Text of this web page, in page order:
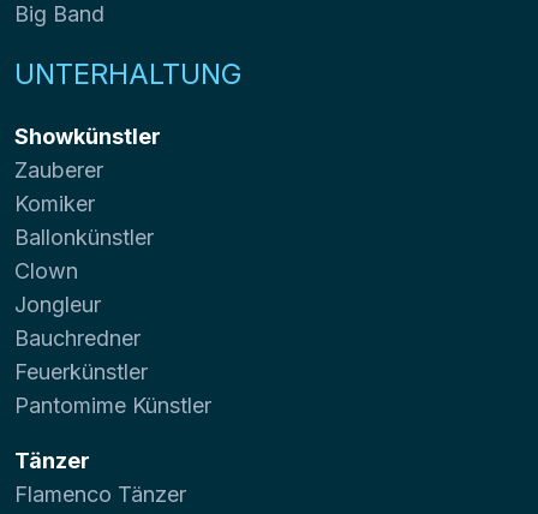
Big Band
UNTERHALTUNG
Showkünstler
Zauberer
Komiker
Ballonkünstler
Clown
Jongleur
Bauchredner
Feuerkünstler
Pantomime Künstler
Tänzer
Flamenco Tänzer